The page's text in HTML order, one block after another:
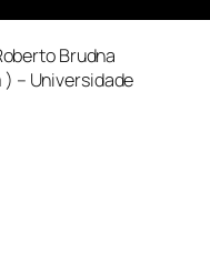
Brudna
– Universidade